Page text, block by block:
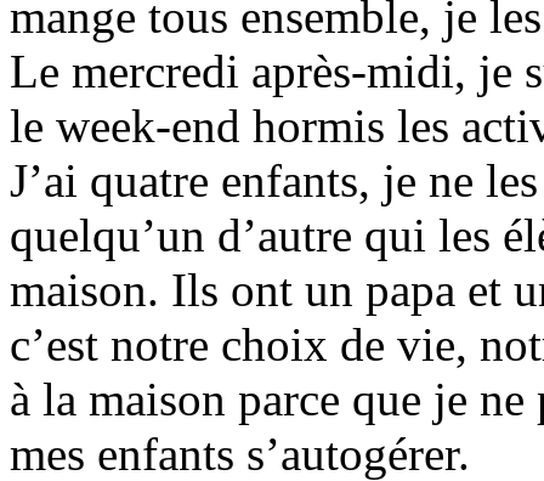
mange tous ensemble, je
Le mercredi après-midi, je
le week-end hormis les
J’ai quatre enfants, je ne
quelqu’un d’autre qui les
maison. Ils ont un papa et
c’est notre choix de vie,
à la maison parce que je
mes enfants s’autogérer.